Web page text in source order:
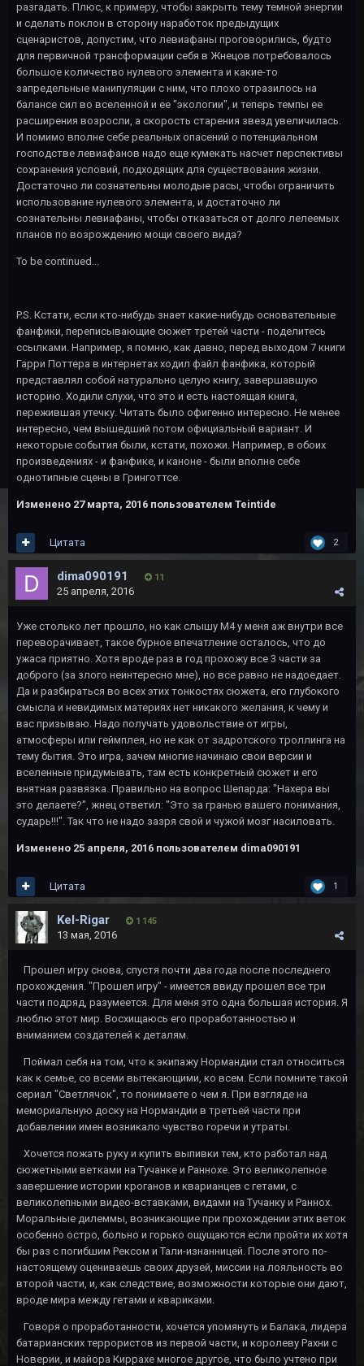
разгадать. Плюс, к примеру, чтобы закрыть тему темной энергии
и сделать поклон в сторону наработок предыдущих
сценаристов, допустим, что левиафаны проговорились, будто
для первичной трансформации себя в Жнецов потребовалось
большое количество нулевого элемента и какие-то
запредельные манипуляции с ним, что плохо отразилось на
балансе сил во вселенной и ее "экологии", и теперь темпы ее
расширения возросли, а скорость старения звезд увеличилась.
И помимо вполне себе реальных опасений о потенциальном
господстве левиафанов надо еще кумекать насчет перспективы
сохранения условий, подходящих для существования жизни.
Достаточно ли сознательны молодые расы, чтобы ограничить
использование нулевого элемента, и достаточно ли
сознательны левиафаны, чтобы отказаться от долго лелеемых
планов по возрождению мощи своего вида?
To be continued...
P.S. Кстати, если кто-нибудь знает какие-нибудь основательные
фанфики, переписывающие сюжет третей части - поделитесь
ссылками. Например, я помню, как давно, перед выходом 7 книги
Гарри Поттера в интернетах ходил файл фанфика, который
представлял собой натурально целую книгу, завершавшую
историю. Ходили слухи, что это и есть настоящая книга,
пережившая утечку. Читать было офигенно интересно. Не менее
интересно, чем вышедший потом официальный вариант. И
некоторые события были, кстати, похожи. Например, в обоих
произведениях - и фанфике, и каноне - были вполне себе
однотипные сцены в Гринготтсе.
Изменено 27 марта, 2016 пользователем Teintide
2
Цитата
dima090191 11
25 апреля, 2016
Уже столько лет прошло, но как слышу M4 у меня аж внутри все
переворачивает, такое бурное впечатление осталось, что до
ужаса приятно. Хотя вроде раз в год прохожу все 3 части за
доброго (за злого неинтересно мне), но все равно не надоедает.
Да и разбираться во всех этих тонкостях сюжета, его глубокого
смысла и невидимых материях нет никакого желания, к чему и
вас призываю. Надо получать удовольствие от игры,
атмосферы или геймплея, но не как от задротского троллинга на
тему бытия. Это игра, зачем многие начинаю свои версии и
вселенные придумывать, там есть конкретный сюжет и его
внятная развязка. Правильно на вопрос Шепарда: "Нахера вы
это делаете?", жнец ответил: "Это за гранью вашего понимания,
сударь!!!". Так что не надо зазря свой и чужой мозг насиловать.
Изменено 25 апреля, 2016 пользователем dima090191
1
Цитата
Kel-Rigar 1 145
13 мая, 2016
Прошел игру снова, спустя почти два года после последнего
прохождения. "Прошел игру" - имеется ввиду прошел все три
части подряд, разумеется. Для меня это одна большая история. Я
люблю этот мир. Восхищаюсь его проработанностью и
вниманием создателей к деталям.
Поймал себя на том, что к экипажу Нормандии стал относиться
как к семье, со всеми вытекающими, ко всем. Если помните такой
сериал "Светлячок", то понимаете о чем я. При взгляде на
мемориальную доску на Нормандии в третьей части при
добавлении имен возникало чувство горечи и утраты.
Хочется пожать руку и купить выпивки тем, кто работал над
сюжетными ветками на Тучанке и Раннохе. Это великолепное
завершение истории кроганов и кварианцев с гетами, с
великолепными видео-вставками, видами на Тучанку и Раннох.
Моральные дилеммы, возникающие при прохождении этих веток
особенно остро, больно и горько ощущаются если пройти их хотя
бы раз с погибшим Рексом и Тали-изнанницей. После этого по-
настоящему оцениваешь своих друзей, миссии на лояльность во
второй части, и, как следствие, возможности которые они дают,
вроде мира между гетами и квариками.
Говоря о проработанности, хочется упомянуть и Балака, лидера
батарианских террористов из первой части, и королеву Рахни с
Новерии, и майора Киррахе многое другое, что было учтено при